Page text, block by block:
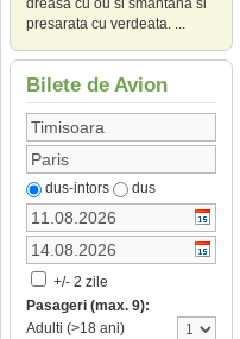
dreasa cu ou si smantana si
presarata cu verdeata. ...
Bilete de Avion
dus-intors dus
+/- 2 zile
Pasageri (max. 9):
Adulti (>18 ani)